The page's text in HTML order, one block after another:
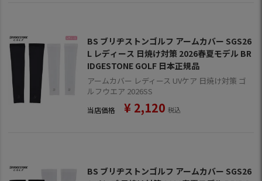
BS ブリヂストンゴルフ アームカバー SGS26
L レディース 日焼け対策 2026春夏モデル BR
IDGESTONE GOLF 日本正規品
アームカバー レディース UVケア 日焼け対策 ゴ
ルフウエア 2026SS
当店価格 ¥ 2,120 税込
BS ブリヂストンゴルフ アームカバー SGS26